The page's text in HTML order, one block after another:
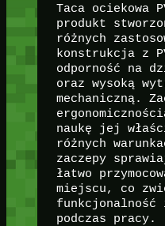
Taca ociekowa
produkt
różnych
konstrukcja z
odporność na
oraz wysoką
mechaniczną.
naukę jej
różnych
zaczepy
łatwo
miejscu, co
podczas pracy.